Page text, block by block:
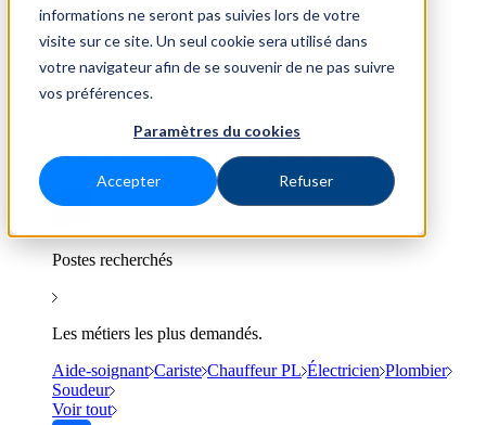
informations ne seront pas suivies lors de votre
visite sur ce site. Un seul cookie sera utilisé dans
votre navigateur afin de se souvenir de ne pas suivre
vos préférences.
Paramètres du cookies
Accepter Refuser
Par ville
Trouvez un emploi près de chez vous.
Bordeaux Lyon Marseille Nantes Paris Toulouse
Voir tout
Postes recherchés
Les métiers les plus demandés.
Aide-soignant Cariste Chauffeur PL Électricien Plombier
Soudeur
Voir tout